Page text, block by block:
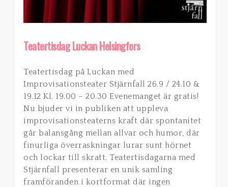
Teatertisdag Luckan Helsingfors
Teatertisdag på Luckan med
Improvisationsteater Stjärnfall 26.9 / 24.10 &
19.12 Kl. 19.00 – 20.30 Evenemanget är gratis!
Nu bjuder vi in publiken att uppleva
improvisationsteaterns kraft där spontanitet
går balansgång mellan allvar och humor, där
finurliga överraskningar lurar sunt hörnet
och lockar till skratt. Teatertisdagarna med
Stjärnfall presenterar en unik samling
framföranden i kortformat där ingen